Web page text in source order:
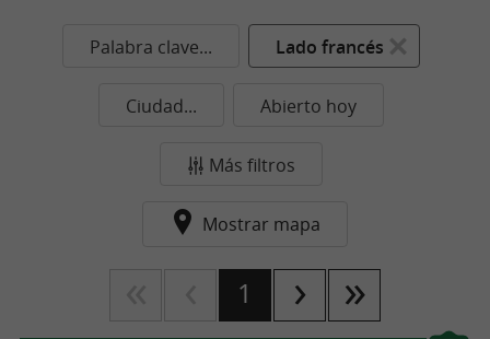
Palabra clave... Lado francés
Ciudad... Abierto hoy
Más filtros
Mostrar mapa
1